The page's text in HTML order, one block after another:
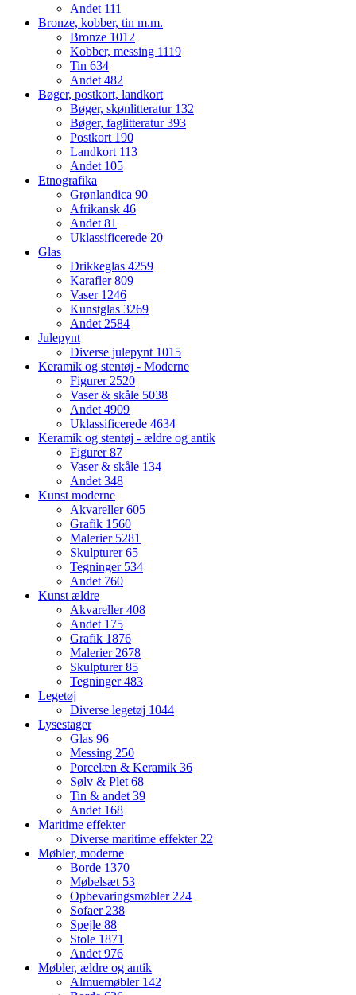
Andet 111
Bronze, kobber, tin m.m.
Bronze 1012
Kobber, messing 1119
Tin 634
Andet482
Bøger, postkort, landkort
Bøger, skønlitteratur 132
Bøger, faglitteratur393
Postkort 190
Landkort 113
Andet 105
Etnografika
Grønlandica 90
Afrikansk 46
Andet81
Uklassificerede 20
Glas
Drikkeglas 4259
Karafler809
Vaser 1246
Kunstglas 3269
Andet2584
Julepynt
Diverse julepynt 1015
Keramik og stentøj - Moderne
Figurer2520
Vaser & skåle 5038
Andet4909
Uklassificerede 4634
Keramik og stentøj - ældre og antik
Figurer87
Vaser & skåle 134
Andet348
Kunst moderne
Akvareller605
Grafik 1560
Malerier 5281
Skulpturer65
Tegninger 534
Andet 760
Kunst ældre
Akvareller408
Andet 175
Grafik 1876
Malerier2678
Skulpturer85
Tegninger483
Legetøj
Diverse legetøj 1044
Lysestager
Glas 96
Messing 250
Porcelæn & Keramik 36
Sølv & Plet68
Tin & andet39
Andet 168
Maritime effekter
Diverse maritime effekter22
Møbler, moderne
Borde 1370
Møbelsæt 53
Opbevaringsmøbler224
Sofaer238
Spejle 88
Stole 1871
Andet976
Møbler, ældre og antik
Almuemøbler 142